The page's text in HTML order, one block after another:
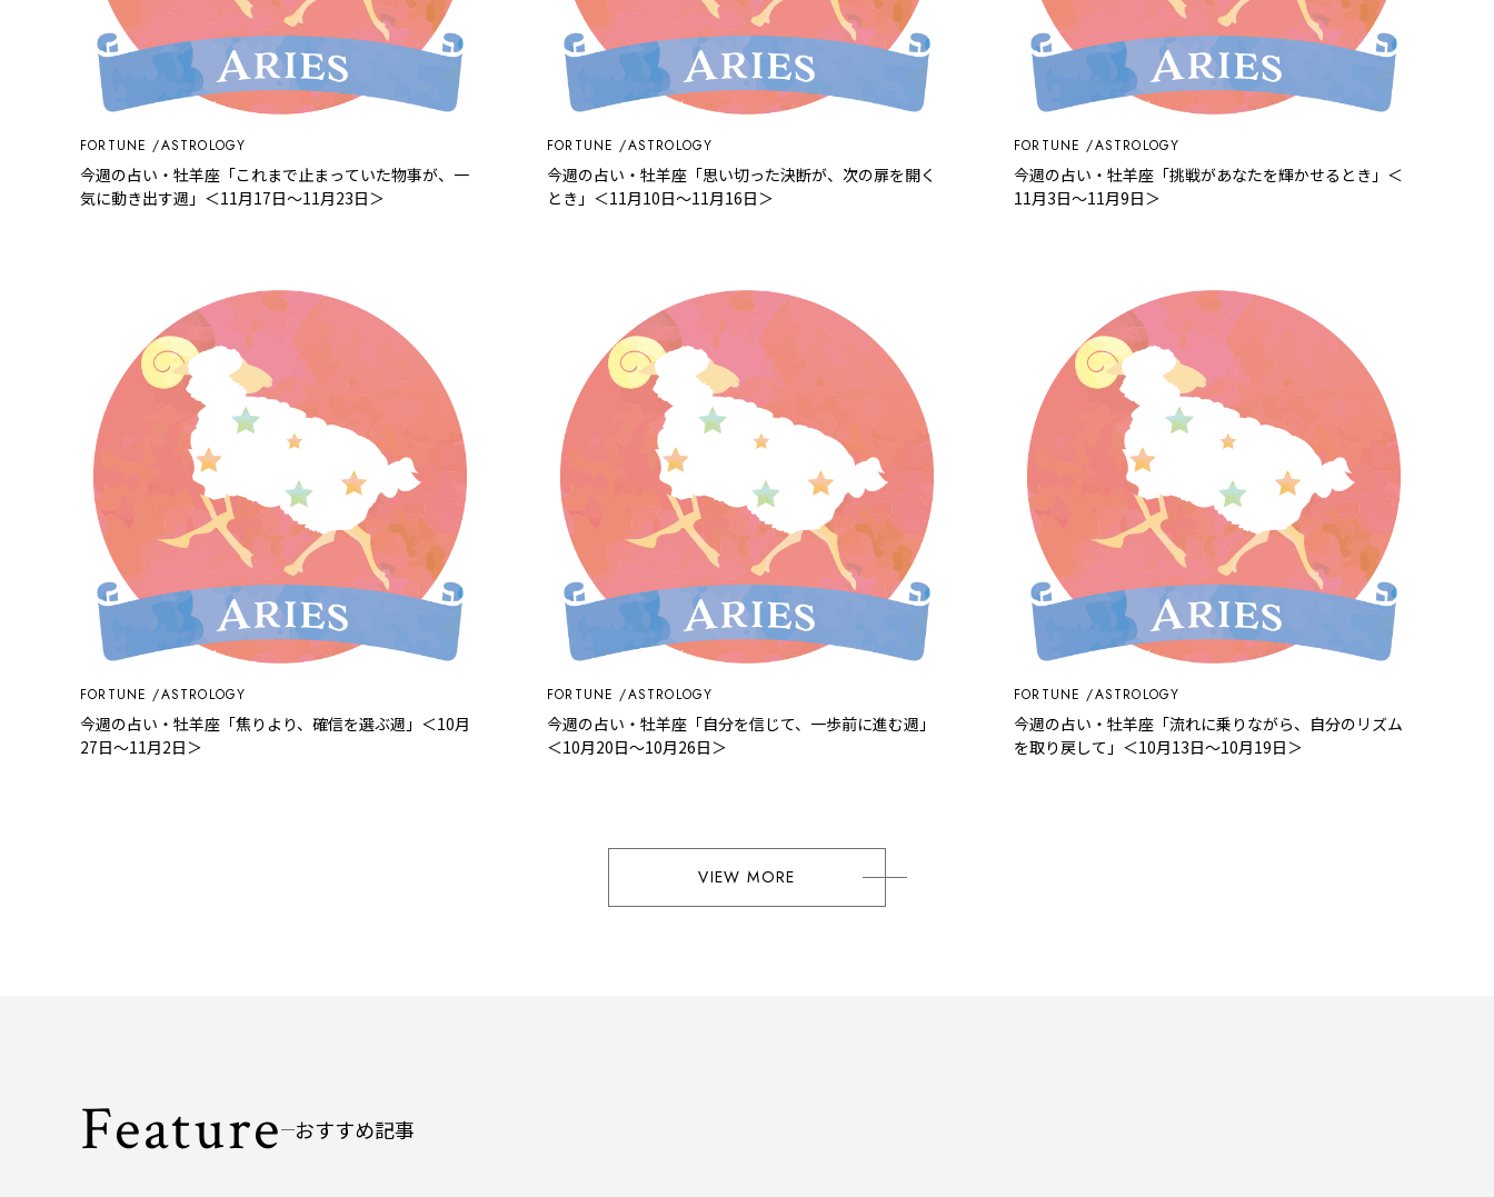
FORTUNE ASTROLOGY
今週の占い・牡羊座「これまで止まっていた物事が、一
気に動き出す週」＜11月17日～11月23日＞
FORTUNE ASTROLOGY
今週の占い・牡羊座「思い切った決断が、次の扉を開く
とき」＜11月10日～11月16日＞
FORTUNE ASTROLOGY
今週の占い・牡羊座「挑戦があなたを輝かせるとき」＜
11月3日～11月9日＞
FORTUNE ASTROLOGY
今週の占い・牡羊座「焦りより、確信を選ぶ週」＜10月
27日～11月2日＞
FORTUNE ASTROLOGY
今週の占い・牡羊座「自分を信じて、一歩前に進む週」
＜10月20日～10月26日＞
FORTUNE ASTROLOGY
今週の占い・牡羊座「流れに乗りながら、自分のリズム
を取り戻して」＜10月13日～10月19日＞
VIEW MORE
Feature おすすめ記事